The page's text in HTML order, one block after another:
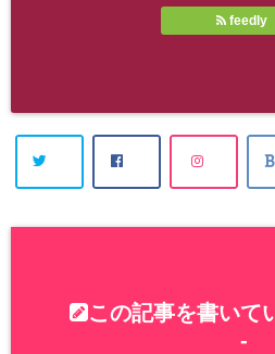
feedly
この記事を書いて
-